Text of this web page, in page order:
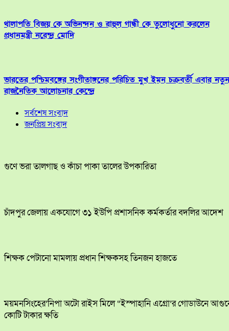
থালাপতি বিজয় কে অভিনন্দন ও রাহুল গান্ধী কে তুলোধুনো করলেন
প্রধানমন্ত্রী নরেন্দ্র মোদি
ভারতের পশ্চিমবঙ্গের সংগীতাঙ্গনের পরিচিত মুখ ইমন চক্রবর্তী এবার নতুন
রাজনৈতিক আলোচনার কেন্দ্রে
সর্বশেষ সংবাদ
জনপ্রিয় সংবাদ
গুণে ভরা তালগাছ ও কাঁচা পাকা তালের উপকারিতা
চাঁদপুর জেলায় একযোগে ৩১ ইউপি প্রশাসনিক কর্মকর্তার বদলির আদেশ
শিক্ষক পেটানো মামলায় প্রধান শিক্ষকসহ তিনজন হাজতে
ময়মনসিংহের’নিপা অটো রাইস মিলে “ইস্পাহানি এগ্রো’র গোডাউনে
কোটি টাকার ক্ষতি